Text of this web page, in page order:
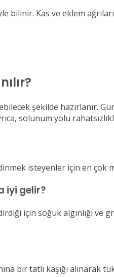
bilinir. Kas ve eklem
şekilde hazırlanır.
solunum yolu
isteyenler için en çok
iyi gelir?
için soğuk algınlığı
bir tatlı kaşığı